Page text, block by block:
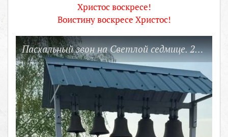
Христос воскресе!
Воистину воскресе Христос!
Пасхальный звон на Светлой седмице. 2025 г.